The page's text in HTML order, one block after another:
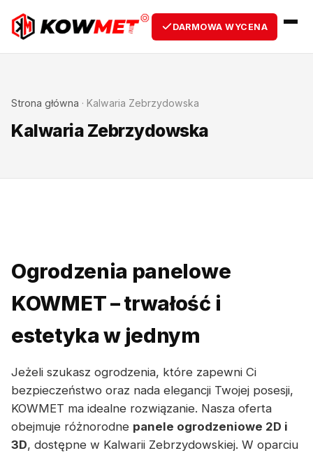
DARMOWA WYCENA
Strona główna · Kalwaria Zebrzydowska
Kalwaria Zebrzydowska
Ogrodzenia panelowe
KOWMET – trwałość i
estetyka w jednym
Jeżeli szukasz ogrodzenia, które zapewni Ci
bezpieczeństwo oraz nada elegancji Twojej posesji,
KOWMET ma idealne rozwiązanie. Nasza oferta
obejmuje różnorodne panele ogrodzeniowe 2D i
3D, dostępne w Kalwarii Zebrzydowskiej. W oparciu